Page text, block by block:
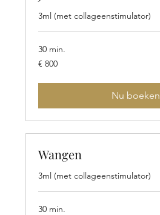
3ml (met collageenstimulator)
30 min.
800
euro
€ 800
Nu boeken
Wangen
3ml (met collageenstimulator)
30 min.